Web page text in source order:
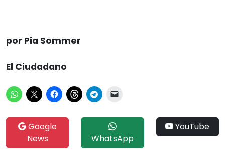
por Pia Sommer
El Ciudadano
Google
News
WhatsApp
YouTube